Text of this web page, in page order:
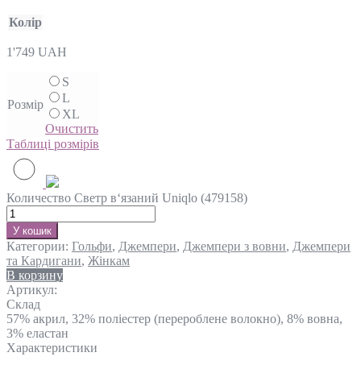
Колір
1'749 UAH
Розмір
S
L
XL
Очистить
Таблиці розмірів
Количество Светр в‘язаний Uniqlo (479158)
У кошик
Категории: Гольфи, Джемпери, Джемпери з вовни, Джемпери
та Кардигани, Жінкам
В корзину
Артикул:
Склад
57% акрил, 32% поліестер (перероблене волокно), 8% вовна,
3% еластан
Характеристики